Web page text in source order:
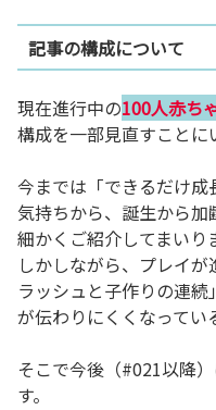
記事の構成について
現在進行中の100人赤ち
構成を一部見直すことに
今までは「できるだけ成
気持ちから、誕生から
細かくご紹介してまいり
しかしながら、プレイ
ラッシュと子作りの連続
が伝わりにくくなってい
そこで今後（#021以降
す。